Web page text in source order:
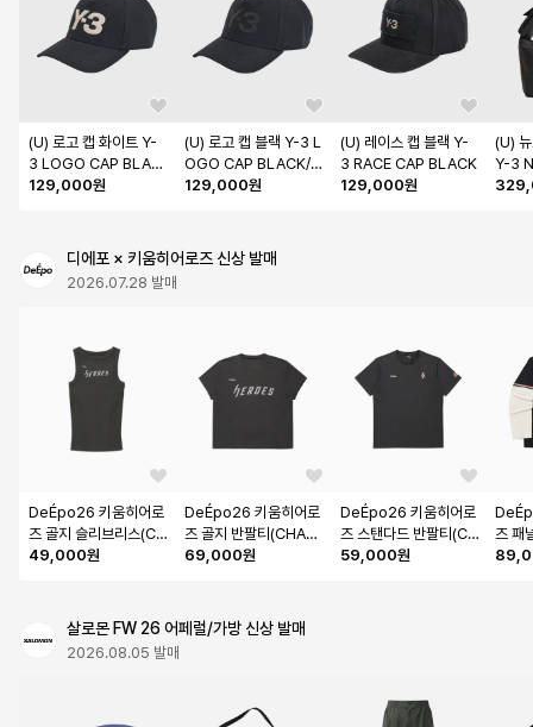
(U) 로고 캡 화이트 Y-
3 LOGO CAP BLAC
K/WHITE
129,000원
(U) 로고 캡 블랙 Y-3 L
OGO CAP BLACK/B
LACK
129,000원
(U) 레이스 캡 블랙 Y-
3 RACE CAP BLACK
129,000원
(U)
Y-3
디에포 × 키움히어로즈 신상 발매
2026.07.28 발매
DeÉpo26 키움히어로
즈 골지 슬리브리스(CH
ARCOAL)
49,000원
DeÉpo26 키움히어로
즈 골지 반팔티(CHAR
COAL)
69,000원
DeÉpo26 키움히어로
즈 스탠다드 반팔티(CH
ARCOAL)
59,000원
즈 패
CK)
살로몬 FW 26 어페럴/가방 신상 발매
2026.08.05 발매